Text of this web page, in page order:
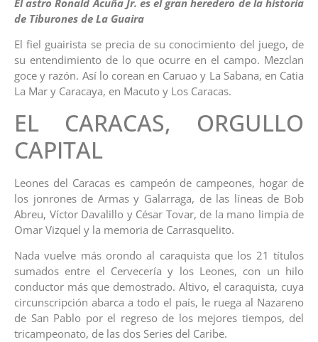
El astro Ronald Acuña Jr. es el gran heredero de la historia
de Tiburones de La Guaira
El fiel guairista se precia de su conocimiento del juego, de
su entendimiento de lo que ocurre en el campo. Mezclan
goce y razón. Así lo corean en Caruao y La Sabana, en Catia
La Mar y Caracaya, en Macuto y Los Caracas.
EL CARACAS, ORGULLO
CAPITAL
Leones del Caracas es campeón de campeones, hogar de
los jonrones de Armas y Galarraga, de las líneas de Bob
Abreu, Víctor Davalillo y César Tovar, de la mano limpia de
Omar Vizquel y la memoria de Carrasquelito.
Nada vuelve más orondo al caraquista que los 21 títulos
sumados entre el Cervecería y los Leones, con un hilo
conductor más que demostrado. Altivo, el caraquista, cuya
circunscripción abarca a todo el país, le ruega al Nazareno
de San Pablo por el regreso de los mejores tiempos, del
tricampeonato, de las dos Series del Caribe.